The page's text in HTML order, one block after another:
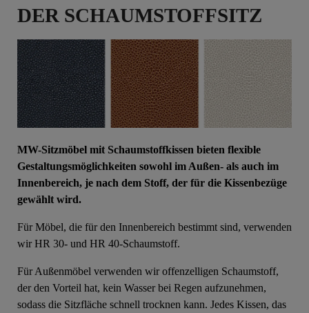
DER SCHAUMSTOFFSITZ
MW-Sitzmöbel mit Schaumstoffkissen bieten flexible
Gestaltungsmöglichkeiten sowohl im Außen- als auch im
Innenbereich, je nach dem Stoff, der für die Kissenbezüge
gewählt wird.
Für Möbel, die für den Innenbereich bestimmt sind, verwenden
wir HR 30- und HR 40-Schaumstoff.
Für Außenmöbel verwenden wir offenzelligen Schaumstoff,
der den Vorteil hat, kein Wasser bei Regen aufzunehmen,
sodass die Sitzfläche schnell trocknen kann. Jedes Kissen, das